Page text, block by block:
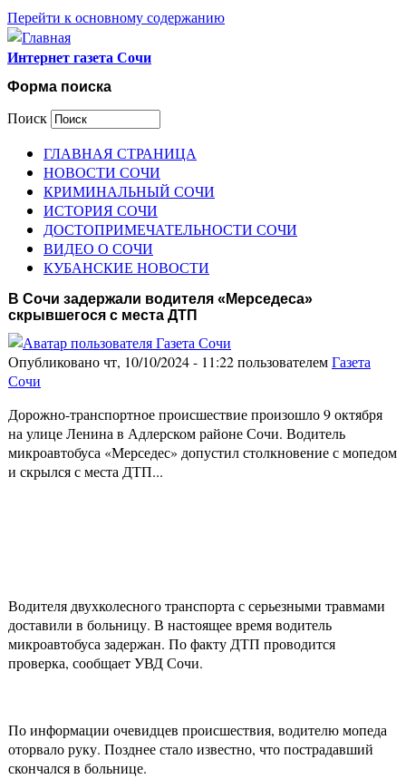
Перейти к основному содержанию
Интернет газета Сочи
Форма поиска
Поиск
ГЛАВНАЯ СТРАНИЦА
НОВОСТИ СОЧИ
КРИМИНАЛЬНЫЙ СОЧИ
ИСТОРИЯ СОЧИ
ДОСТОПРИМЕЧАТЕЛЬНОСТИ СОЧИ
ВИДЕО О СОЧИ
КУБАНСКИЕ НОВОСТИ
В Сочи задержали водителя «Мерседеса»
скрывшегося с места ДТП
Опубликовано чт, 10/10/2024 - 11:22 пользователемГазета
Сочи
Дорожно-транспортное происшествие произошло 9 октября
на улице Ленина в Адлерском районе Сочи. Водитель
микроавтобуса «Мерседес» допустил столкновение с мопедом
и скрылся с места ДТП...
Водителя двухколесного транспорта с серьезными травмами
доставили в больницу. В настоящее время водитель
микроавтобуса задержан. По факту ДТП проводится
проверка, сообщает УВД Сочи.
По информации очевидцев происшествия, водителю мопеда
оторвало руку. Позднее стало известно, что пострадавший
скончался в больнице.